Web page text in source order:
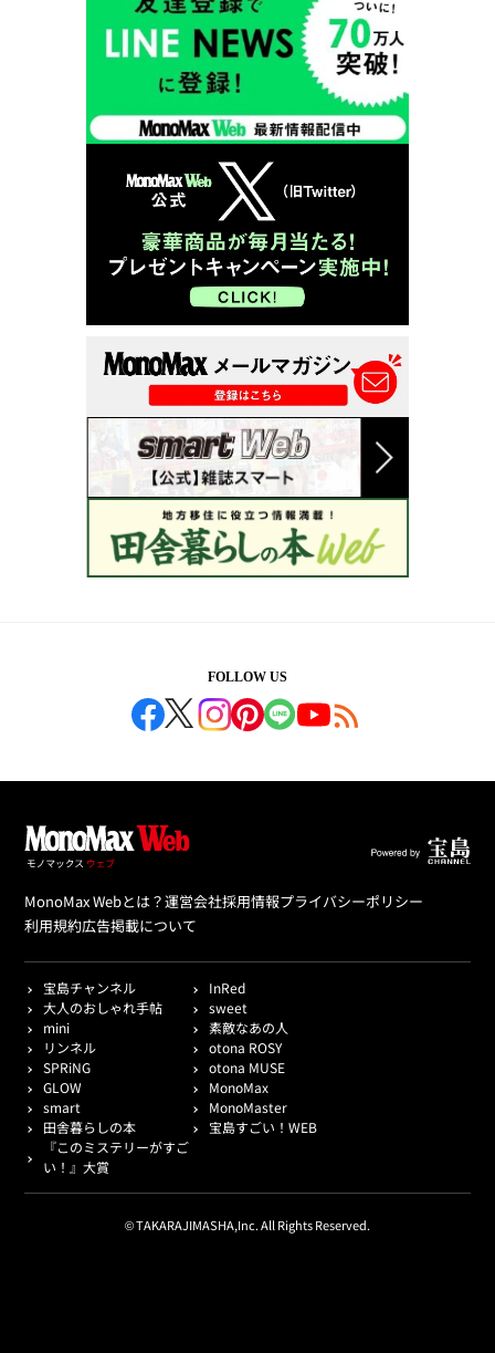
FOLLOW US
MonoMax Webとは？運営会社採用情報プライバシーポリシー
利用規約広告掲載について
宝島チャンネル
InRed
大人のおしゃれ手帖
sweet
mini
素敵なあの人
リンネル
otona ROSY
SPRiNG
otona MUSE
GLOW
MonoMax
smart
MonoMaster
田舎暮らしの本
宝島すごい！WEB
『このミステリーがすご
い！』大賞
© TAKARAJIMASHA,Inc. All Rights Reserved.